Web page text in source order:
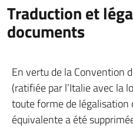
Traduction et
documents
En vertu de la Convention
(ratifiée par l’Italie avec la
toute forme de
équivalente a été